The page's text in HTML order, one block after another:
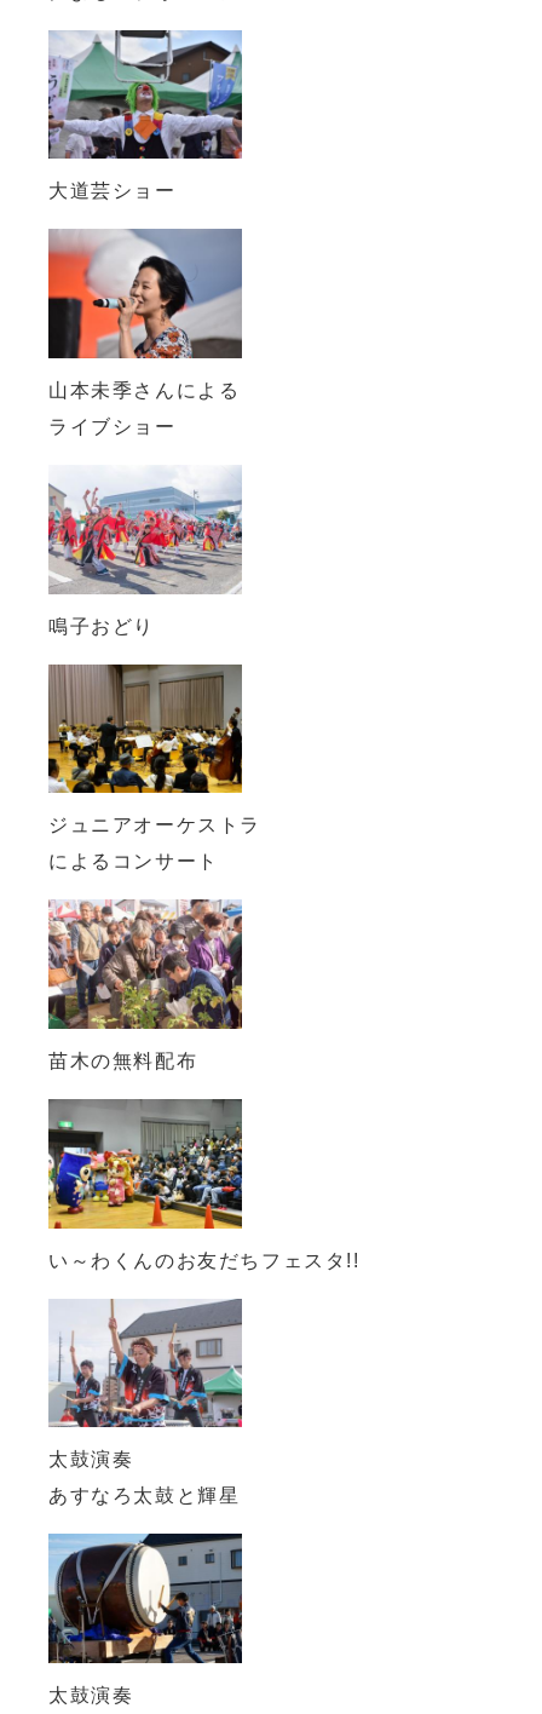
大道芸ショー
山本未季さんによる
ライブショー
鳴子おどり
ジュニアオーケストラ
によるコンサート
苗木の無料配布
い～わくんのお友だちフェスタ!!
太鼓演奏
あすなろ太鼓と輝星
太鼓演奏